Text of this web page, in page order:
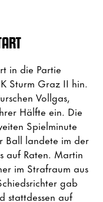
in die Partie
Sturm Graz II hin.
Vollgas,
Hälfte ein. Die
Spielminute
Ball landete im der
auf Raten. Martin
im Strafraum aus
gab
stattdessen auf